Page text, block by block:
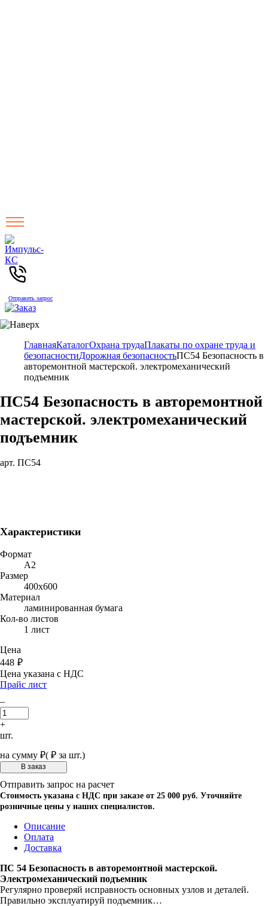
Отправить запрос
ГлавнаяКаталогОхрана трудаПлакаты по охране труда и
безопасностиДорожная безопасностьПС54 Безопасность в
авторемонтной мастерской. электромеханический
подъемник
ПС54 Безопасность в авторемонтной
мастерской. электромеханический
подъемник
арт. ПС54
Характеристики
Формат
A2
Размер
400х600
Материал
ламинированная бумага
Кол-во листов
1 лист
Цена
448 ₽
Цена указана с НДС
Прайс лист
–
+
шт.
на сумму ₽( ₽ за шт.)
Отправить запрос на расчет
Стоимость указана с НДС при заказе от 25 000 руб. Уточняйте
розничные цены у наших специалистов.
Описание
Оплата
Доставка
ПС 54 Безопасность в авторемонтной мастерской.
Электромеханический подъемник
Регулярно проверяй исправность основных узлов и деталей.
Правильно эксплуатируй подъемник…